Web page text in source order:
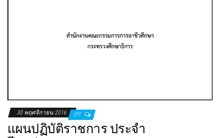
30 พฤศจิกายน 2016 Off
แผนปฏิบัติราชการ ประจำ